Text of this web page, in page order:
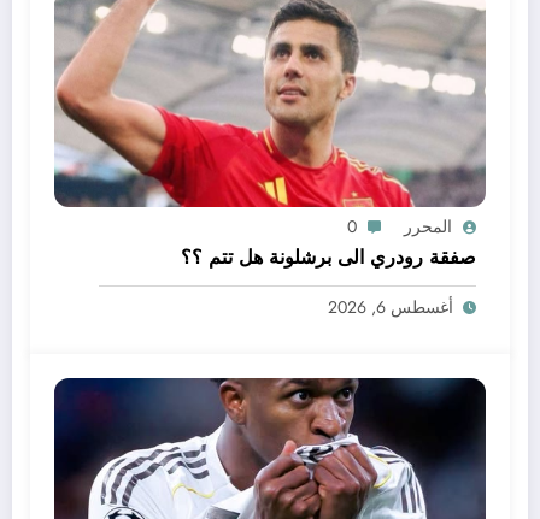
المحرر 0
صفقة رودري الى برشلونة هل تتم ؟؟
أغسطس 6, 2026